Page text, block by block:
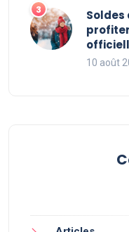
Soldes
10 août